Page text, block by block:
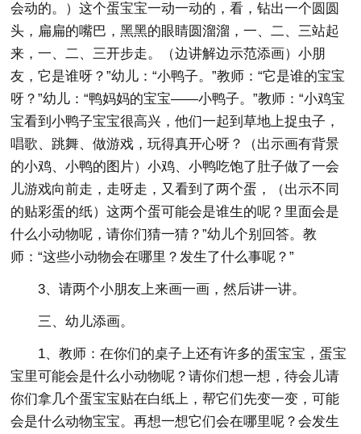
会动的。）这个蛋宝宝一动一动的，看，钻出一个圆圆
头，扁扁的嘴巴，黑黑的眼睛圆溜溜，一、二、三站起
来，一、二、三开步走。（边讲解边示范添画）小朋
友，它是谁呀？”幼儿：“小鸭子。”教师：“它是谁的宝宝
呀？”幼儿：“鸭妈妈的宝宝——小鸭子。”教师：“小鸡宝
宝看到小鸭子宝宝很高兴，他们一起到草地上捉虫子，
唱歌、跳舞、做游戏，玩得真开心呀？（出示画有背景
的小鸡、小鸭的图片）小鸡、小鸭吃饱了肚子做了一会
儿游戏向前走，走呀走，又看到了两个蛋，（出示不同
的贴彩蛋的纸）这两个蛋可能会是谁生的呢？里面会是
什么小动物呢，请你们猜一猜？”幼儿个别回答。教
师：“这些小动物会在哪里？发生了什么事呢？”
3、请两个小朋友上来画一画，然后讲一讲。
三、幼儿添画。
1、教师：在你们的桌子上还有许多的蛋宝宝，蛋宝
宝里可能会是什么小动物呢？请你们想一想，待会儿请
你们拿几个蛋宝宝贴在白纸上，帮它们先变一变，可能
会是什么动物宝宝。再想一想它们会在哪里呢？会发生